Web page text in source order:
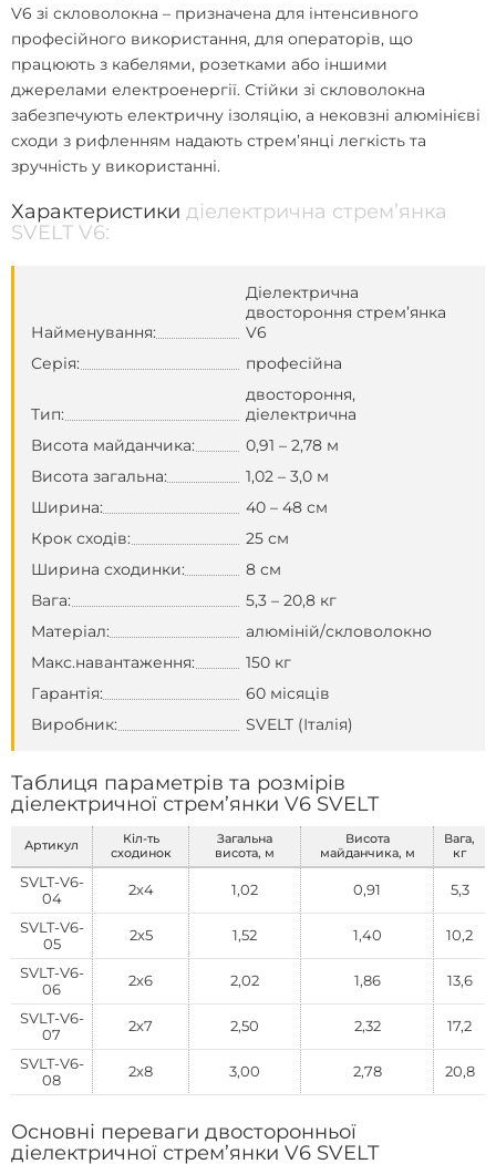
V6 зі скловолокна – призначена для інтенсивного
професійного використання, для операторів, що
працюють з кабелями, розетками або іншими
джерелами електроенергії. Стійки зі скловолокна
забезпечують електричну ізоляцію, а нековзні алюмінієві
сходи з рифленням надають стрем’янці легкість та
зручність у використанні.
Характеристики діелектрична стрем’янка
SVELT V6:
Найменування:
Діелектрична
двостороння стрем’янка
V6
Серія:
професійна
Тип:
двостороння,
діелектрична
Висота майданчика:
0,91 – 2,78 м
Висота загальна:
1,02 – 3,0 м
Ширина:
40 – 48 см
Крок сходів:
25 см
Ширина сходинки:
8 см
Вага:
5,3 – 20,8 кг
Матеріал:
алюміній/скловолокно
Макс.навантаження:
150 кг
Гарантія:
60 місяців
Виробник:
SVELT (Італія)
Таблиця параметрів та розмірів
діелектричної стрем’янки V6 SVELT
Артикул
Кіл-ть
сходинок
Загальна
висота, м
Висота
майданчика, м
Вага,
кг
SVLT-V6-
04
2х4 1,02 0,91 5,3
SVLT-V6-
05
2х5 1,52 1,40 10,2
SVLT-V6-
06
2х6 2,02 1,86 13,6
SVLT-V6-
07
2х7 2,50 2,32 17,2
SVLT-V6-
08
2х8 3,00 2,78 20,8
Основні переваги двосторонньої
діелектричної стрем’янки V6 SVELT